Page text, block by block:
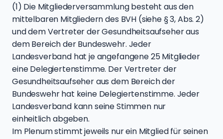
(1) Die Mitgliederversammlung besteht aus den
mittelbaren Mitgliedern des BVH (siehe § 3, Abs. 2)
und dem Vertreter der Gesundheitsaufseher aus
dem Bereich der Bundeswehr. Jeder
Landesverband hat je angefangene 25 Mitglieder
eine Delegiertenstimme. Der Vertreter der
Gesundheitsaufseher aus dem Bereich der
Bundeswehr hat keine Delegiertenstimme. Jeder
Landesverband kann seine Stimmen nur
einheitlich abgeben.
Im Plenum stimmt jeweils nur ein Mitglied für seinen